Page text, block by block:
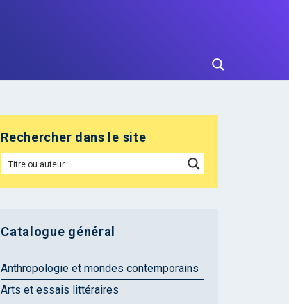
Rechercher dans le site
Catalogue général
Anthropologie et mondes contemporains
Arts et essais littéraires